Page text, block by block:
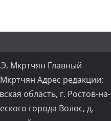
Мкртчян Главный
Адрес редакции:
область, г. Ростов-на-
города Волос, д.